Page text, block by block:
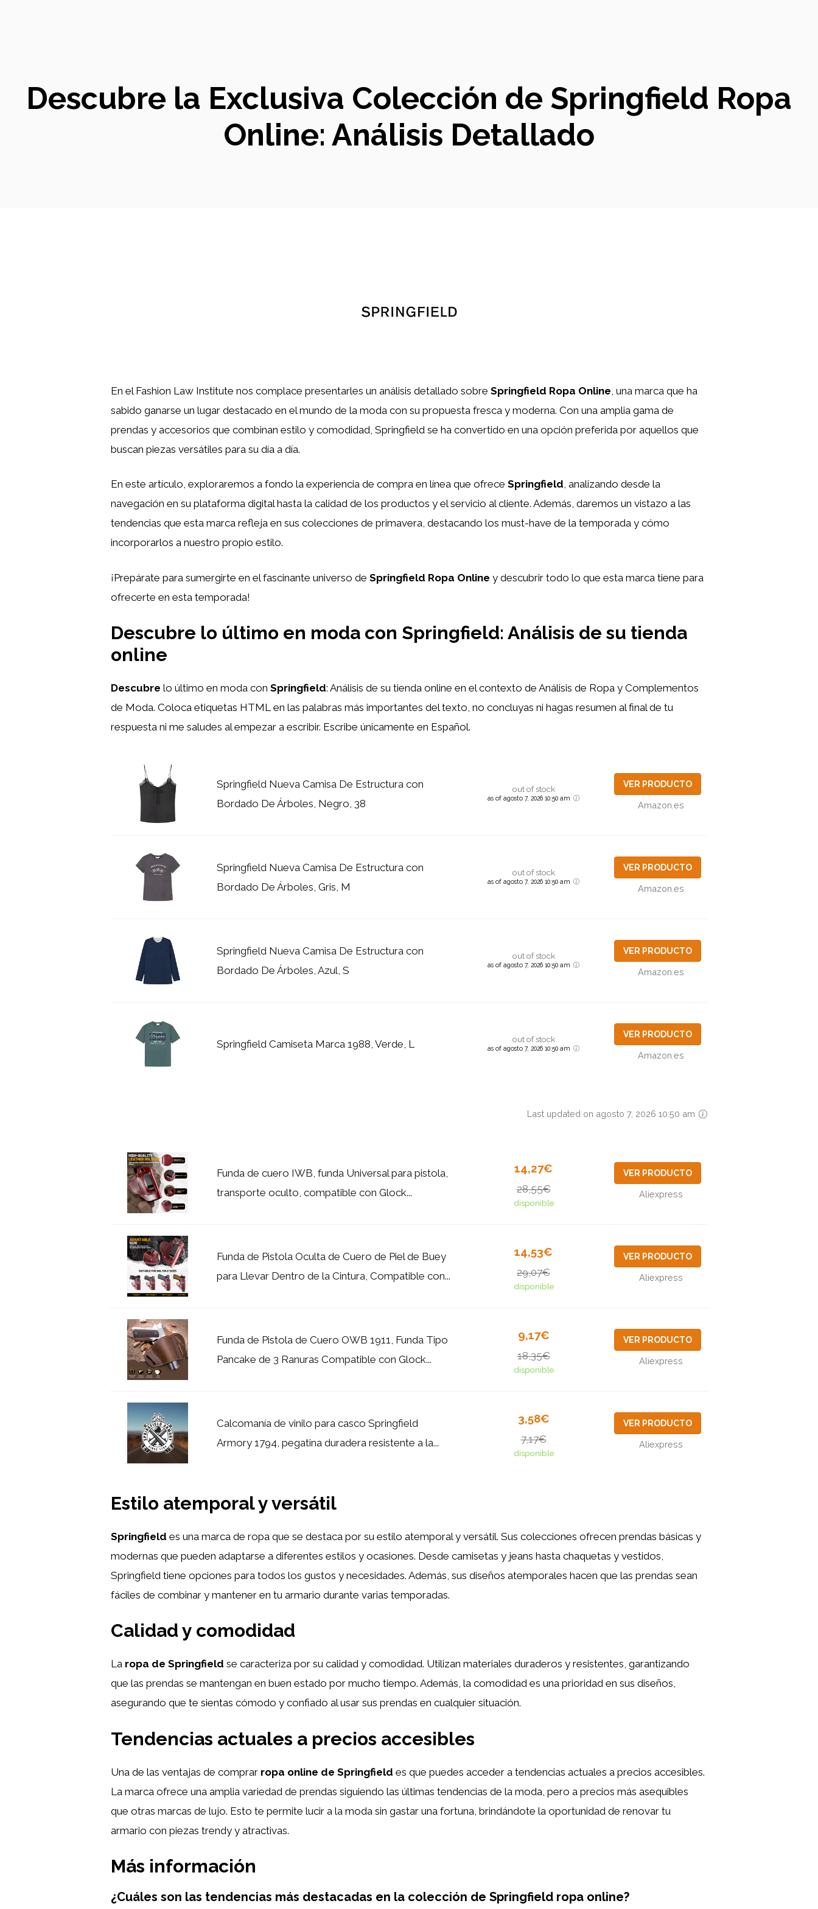
Descubre la Exclusiva Colección de Springfield Ropa
Online: Análisis Detallado
En el Fashion Law Institute nos complace presentarles un análisis detallado sobre Springfield Ropa Online , una marca que ha
sabido ganarse un lugar destacado en el mundo de la moda con su propuesta fresca y moderna. Con una amplia gama de
prendas y accesorios que combinan estilo y comodidad, Springfield se ha convertido en una opción preferida por aquellos que
buscan piezas versátiles para su día a día.
En este artículo, exploraremos a fondo la experiencia de compra en línea que ofrece Springfield, analizando desde la
navegación en su plataforma digital hasta la calidad de los productos y el servicio al cliente. Además, daremos un vistazo a las
tendencias que esta marca refleja en sus colecciones de primavera, destacando los must-have de la temporada y cómo
incorporarlos a nuestro propio estilo.
¡Prepárate para sumergirte en el fascinante universo de Springfield Ropa Online y descubrir todo lo que esta marca tiene para
ofrecerte en esta temporada!
Descubre lo último en moda con Springfield: Análisis de su tienda
online
Descubre lo último en moda con Springfield: Análisis de su tienda online en el contexto de Análisis de Ropa y Complementos
de Moda. Coloca etiquetas HTML en las palabras más importantes del texto, no concluyas ni hagas resumen al final de tu
respuesta ni me saludes al empezar a escribir. Escribe únicamente en Español.
Springfield Nueva Camisa De Estructura con
Bordado De Árboles, Negro, 38
out of stock
as of agosto 7, 2026 10:50 am
VER PRODUCTO
Amazon.es
Springfield Nueva Camisa De Estructura con
Bordado De Árboles, Gris, M
out of stock
as of agosto 7, 2026 10:50 am
VER PRODUCTO
Amazon.es
Springfield Nueva Camisa De Estructura con
Bordado De Árboles, Azul, S
out of stock
as of agosto 7, 2026 10:50 am
VER PRODUCTO
Amazon.es
Springfield Camiseta Marca 1988, Verde, L out of stock
as of agosto 7, 2026 10:50 am
VER PRODUCTO
Amazon.es
Last updated on agosto 7, 2026 10:50 am
Funda de cuero IWB, funda Universal para pistola,
transporte oculto, compatible con Glock...
14,27€
28,55€
disponible
VER PRODUCTO
Aliexpress
Funda de Pistola Oculta de Cuero de Piel de Buey
para Llevar Dentro de la Cintura, Compatible con...
14,53€
29,07€
disponible
VER PRODUCTO
Aliexpress
Funda de Pistola de Cuero OWB 1911, Funda Tipo
Pancake de 3 Ranuras Compatible con Glock...
9,17€
18,35€
disponible
VER PRODUCTO
Aliexpress
Calcomanía de vinilo para casco Springfield
Armory 1794, pegatina duradera resistente a la...
3,58€
7,17€
disponible
VER PRODUCTO
Aliexpress
Estilo atemporal y versátil
Springfield es una marca de ropa que se destaca por su estilo atemporal y versátil. Sus colecciones ofrecen prendas básicas y
modernas que pueden adaptarse a diferentes estilos y ocasiones. Desde camisetas y jeans hasta chaquetas y vestidos,
Springfield tiene opciones para todos los gustos y necesidades. Además, sus diseños atemporales hacen que las prendas sean
fáciles de combinar y mantener en tu armario durante varias temporadas.
Calidad y comodidad
La ropa de Springfield se caracteriza por su calidad y comodidad. Utilizan materiales duraderos y resistentes, garantizando
que las prendas se mantengan en buen estado por mucho tiempo. Además, la comodidad es una prioridad en sus diseños,
asegurando que te sientas cómodo y confiado al usar sus prendas en cualquier situación.
Tendencias actuales a precios accesibles
Una de las ventajas de comprar ropa online de Springfield es que puedes acceder a tendencias actuales a precios accesibles.
La marca ofrece una amplia variedad de prendas siguiendo las últimas tendencias de la moda, pero a precios más asequibles
que otras marcas de lujo. Esto te permite lucir a la moda sin gastar una fortuna, brindándote la oportunidad de renovar tu
armario con piezas trendy y atractivas.
Más información
¿Cuáles son las tendencias más destacadas en la colección de Springfield ropa online?